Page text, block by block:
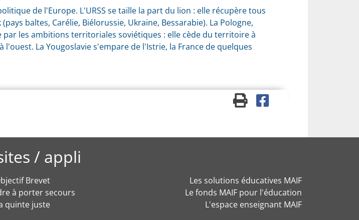
de l'Europe. L'URSS se taille la part du lion : elle récupère tous
baltes, Carélie, Biélorussie, Ukraine, Bessarabie). La Pologne,
les ambitions territoriales soviétiques : elle cède du territoire à
La Yougoslavie s'empare de l'Istrie, la France de quelques
/ appli
Brevet
à porter secours
quinte juste
Les solutions éducatives MAIF
Le fonds MAIF pour l'éducation
L'espace enseignant MAIF